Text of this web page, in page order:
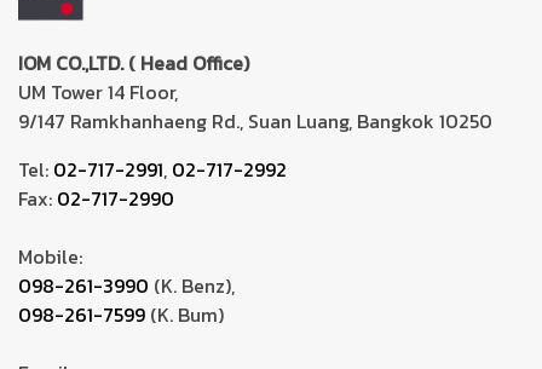
IOM CO.,LTD. ( Head Office)
UM Tower 14 Floor,
9/147 Ramkhanhaeng Rd., Suan Luang, Bangkok 10250
Tel: 02-717-2991, 02-717-2992
Fax: 02-717-2990
Mobile:
098-261-3990 (K. Benz),
098-261-7599 (K. Bum)